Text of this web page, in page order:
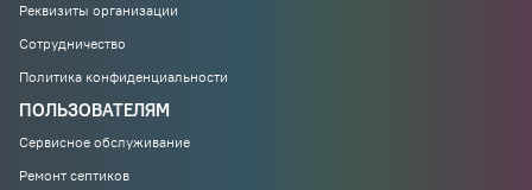
Реквизиты организации
Сотрудничество
Политика конфиденциальности
ПОЛЬЗОВАТЕЛЯМ
Сервисное обслуживание
Ремонт септиков